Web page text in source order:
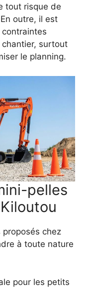
tout risque de
outre, il est
surtout
le planning.
pelles
chez
à toute nature
pour les petits